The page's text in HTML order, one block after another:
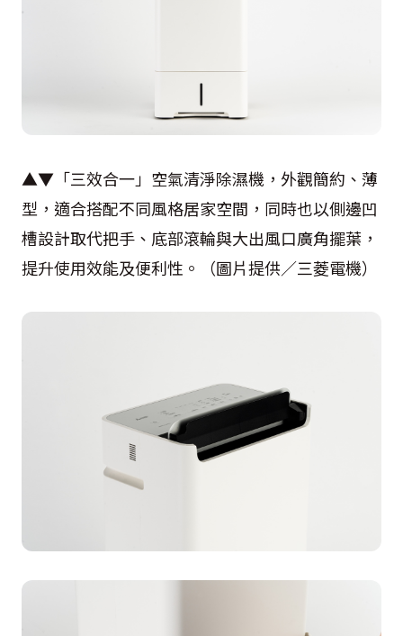
▲▼「三效合一」空氣清淨除濕機，外觀簡約、薄
型，適合搭配不同風格居家空間，同時也以側邊凹
槽設計取代把手、底部滾輪與大出風口廣角擺葉，
提升使用效能及便利性。（圖片提供／三菱電機）